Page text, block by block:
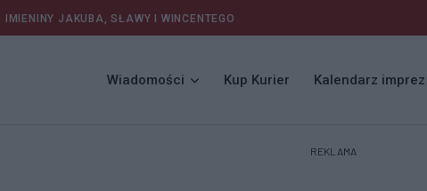
IMIENINY JAKUBA, SŁAWY I WINCENTEGO
Wiadomości Kup Kurier Kalendarz imprez
REKLAMA